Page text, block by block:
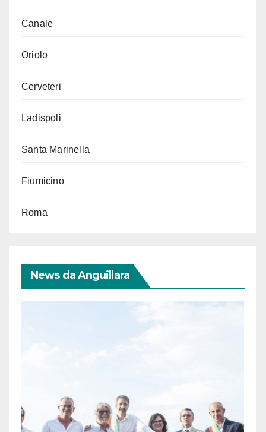
Canale
Oriolo
Cerveteri
Ladispoli
Santa Marinella
Fiumicino
Roma
News da Anguillara